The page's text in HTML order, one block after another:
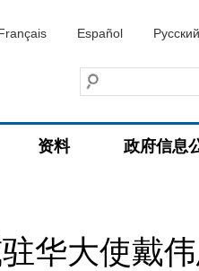
Español Русский
资料 政府信息
华大使戴